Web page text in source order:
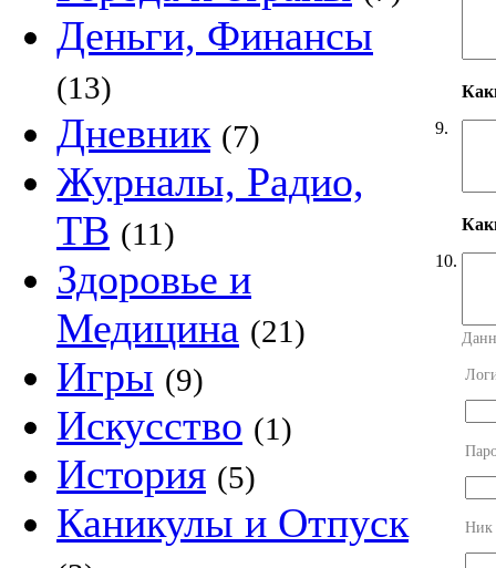
Деньги, Финансы
(13)
Дневник (7)
Журналы, Радио,
ТВ (11)
Здоровье и
Медицина (21)
Игры (9)
Искусство (1)
История (5)
Каникулы и Отпуск
9.
10.
Ник